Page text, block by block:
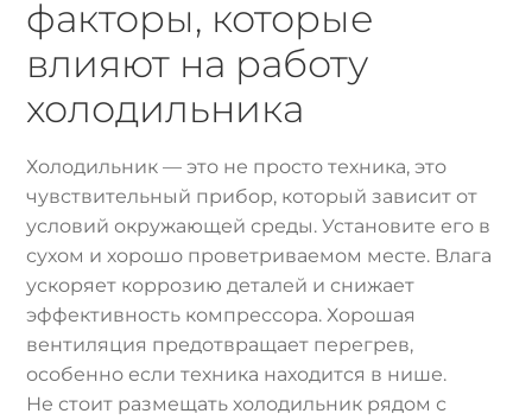
факторы, которые
влияют на работу
холодильника
Холодильник — это не просто техника, это
чувствительный прибор, который зависит от
условий окружающей среды. Установите его в
сухом и хорошо проветриваемом месте. Влага
ускоряет коррозию деталей и снижает
эффективность компрессора. Хорошая
вентиляция предотвращает перегрев,
особенно если техника находится в нише.
Не стоит размещать холодильник рядом с